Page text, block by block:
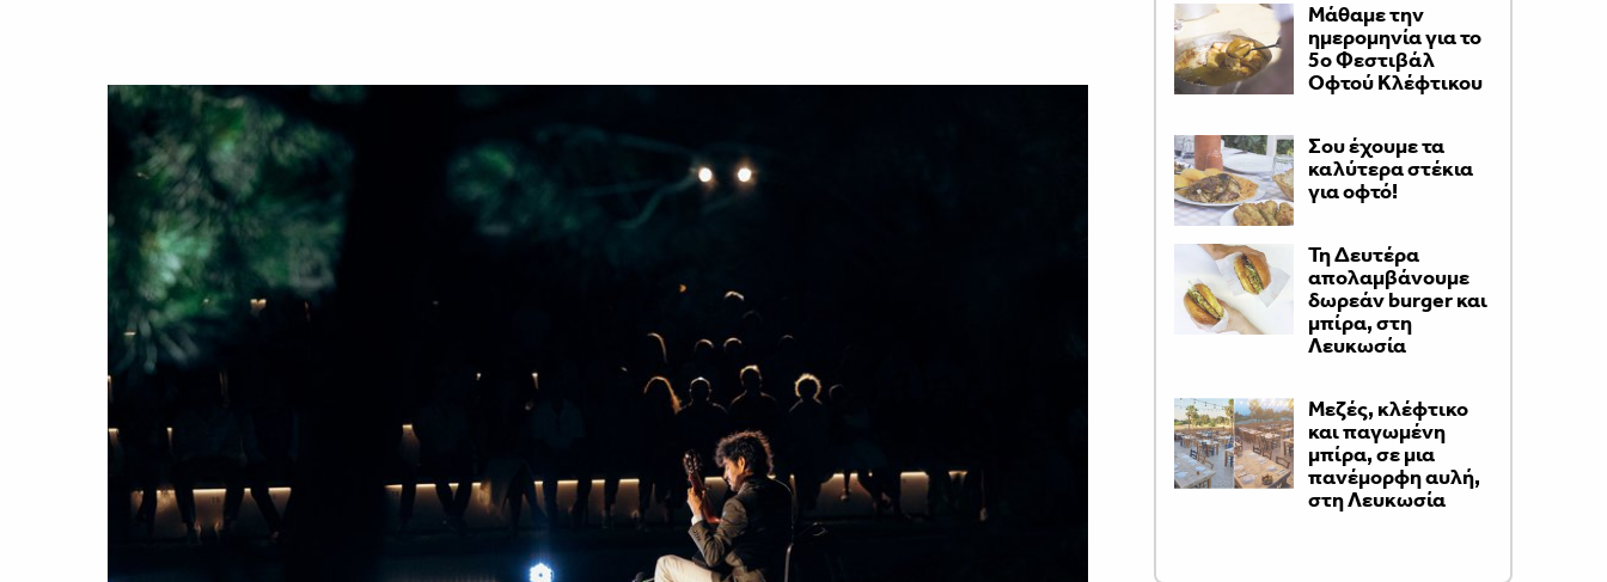
Μάθαμε την
ημερομηνία για το
5ο Φεστιβάλ
Οφτού Κλέφτικου
Σου έχουμε τα
καλύτερα στέκια
για οφτό!
Τη Δευτέρα
απολαμβάνουμε
δωρεάν burger και
μπίρα, στη
Λευκωσία
Μεζές, κλέφτικο
και παγωμένη
μπίρα, σε μια
πανέμορφη αυλή,
στη Λευκωσία